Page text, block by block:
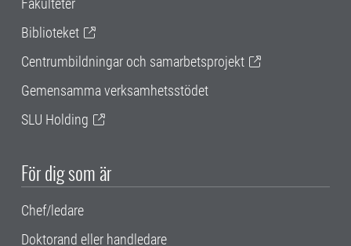
Fakulteter
Biblioteket
Centrumbildningar och samarbetsprojekt
Gemensamma verksamhetsstödet
SLU Holding
För dig som är
Chef/ledare
Doktorand eller handledare